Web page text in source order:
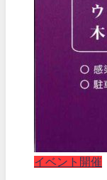
イベント開催